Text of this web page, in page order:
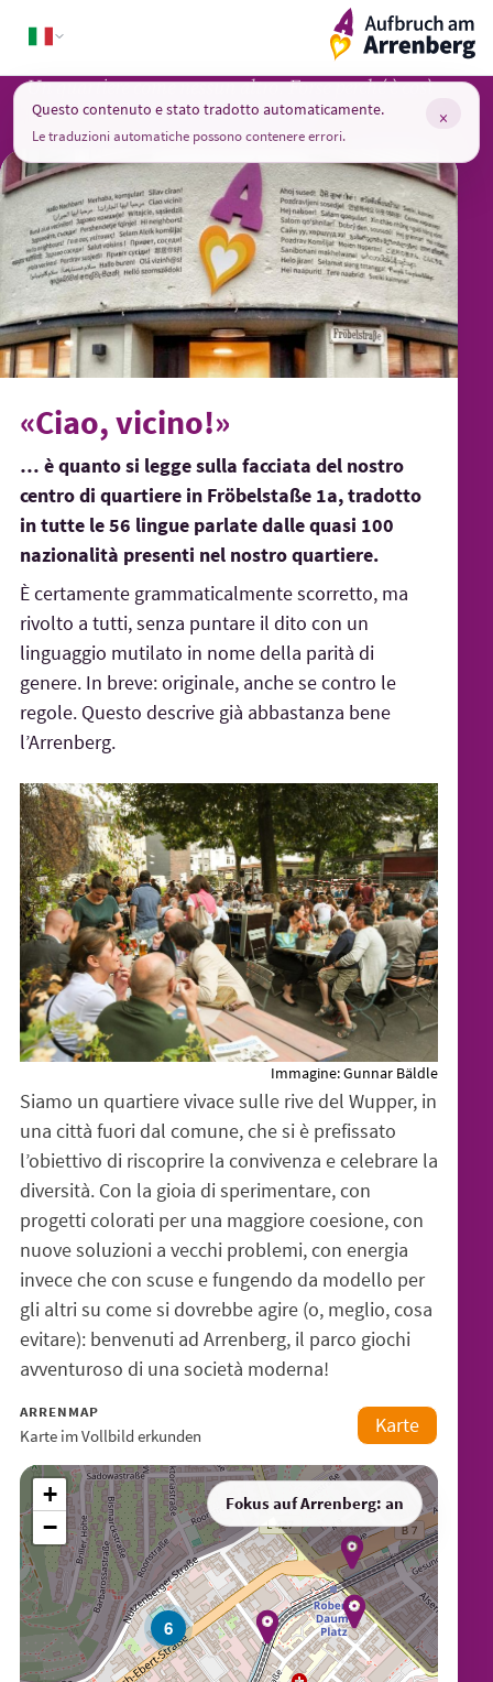
content
ArrenbergApp
Un quartiere come nessun altro. Forse perché è così
insolitamente normale.
«Ciao, vicino!»
… è quanto si legge sulla facciata del nostro
centro di quartiere in Fröbelstaße 1a, tradotto
in tutte le 56 lingue parlate dalle quasi 100
nazionalità presenti nel nostro quartiere.
È certamente grammaticalmente scorretto, ma
rivolto a tutti, senza puntare il dito con un
linguaggio mutilato in nome della parità di
genere. In breve: originale, anche se contro le
regole. Questo descrive già abbastanza bene
l’Arrenberg.
Immagine:Gunnar Bäldle
Siamo un quartiere vivace sulle rive del Wupper, in
una città fuori dal comune, che si è prefissato
l’obiettivo di riscoprire la convivenza e celebrare la
diversità. Con la gioia di sperimentare, con
progetti colorati per una maggiore coesione, con
nuove soluzioni a vecchi problemi, con energia
invece che con scuse e fungendo da modello per
gli altri su come si dovrebbe agire (o, meglio, cosa
evitare): benvenuti ad Arrenberg, il parco giochi
avventuroso di una società moderna!
ARRENMAP
Karte im Vollbild erkunden Karte
6
+
−
Fokus auf Arrenberg: an
Questo contenuto e stato tradotto automaticamente.
Le traduzioni automatiche possono contenere errori.
×